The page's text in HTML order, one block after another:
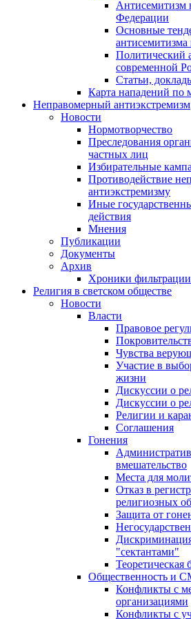
Антисемитизм
Федерации
Основные
Политический
современной
Статьи,
Карта нападений по
Неправомерный антиэкстремизм
Новости
Нормотворчество
Преследования
частных лиц
Избирательные
Противодействие
антиэкстремизму
Иные
действия
Мнения
Публикации
Документы
Архив
Хроники
Религия в светском обществе
Новости
Власти
Правовое
Чувства
Участие в
жизни
Дискуссии о
Дискуссии о
Религии и
Соглашения
Гонения
вмешательство
Места для
Отказ в
религиозных
Защита от
"сектантами"
Теоретическая
Общественность и
Конфликты с
организациями
Конфликты с